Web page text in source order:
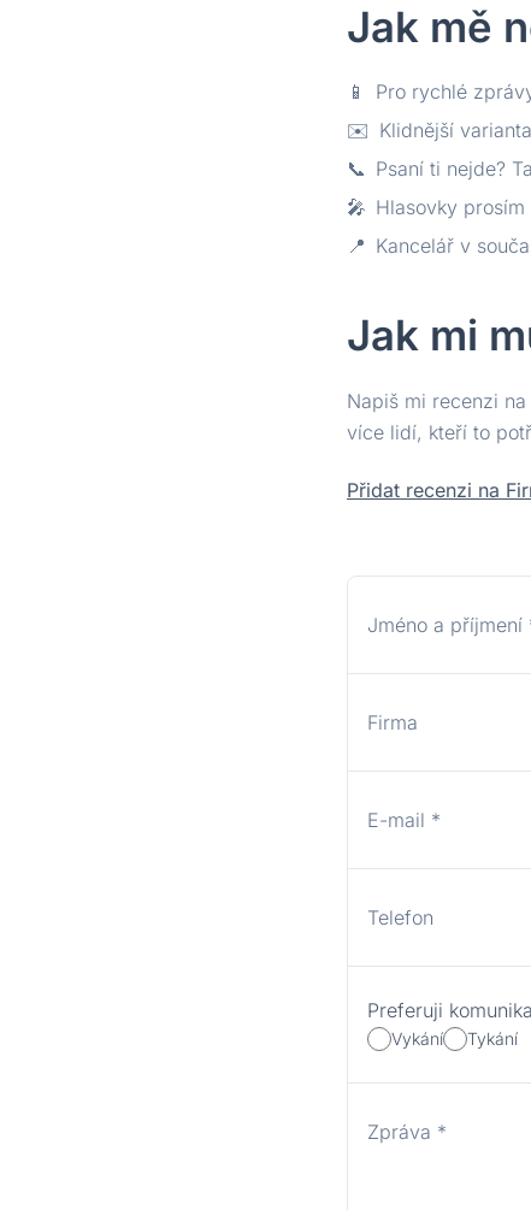
Jak mě
📱
Pro rychlé
✉️ Klidnější
📞 Psaní ti nejde?
🎤 Hlasovky
📍 Kancelář v
Jak mi
Napiš mi recenzi na
více lidí, kteří to
Přidat recenzi na
Jméno a příjmení
Firma
E-mail *
Telefon
Preferuji
Vykání Tykání
Zpráva *